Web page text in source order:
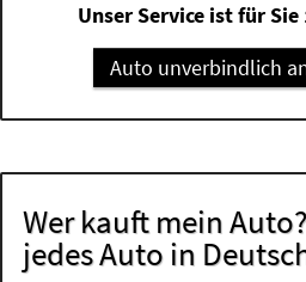
Unser Service ist für
Auto unverbindlich
Wer kauft mein
jedes Auto in